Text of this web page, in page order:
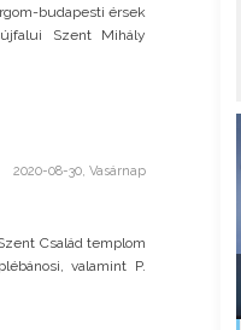
budapesti érsek
Szent Mihály
2020-08-30, Vasárnap
Család templom
valamint P.